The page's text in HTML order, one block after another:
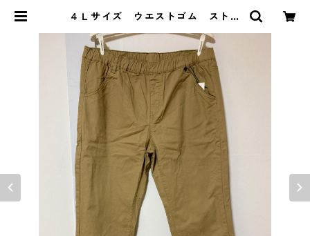
４Ｌサイズ ウエストゴム ストレ
| DOLUCK PRODUCE